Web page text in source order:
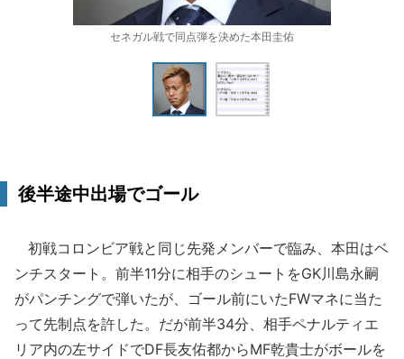
セネガル戦で同点弾を決めた本田圭佑
後半途中出場でゴール
初戦コロンビア戦と同じ先発メンバーで臨み、本田はベ
ンチスタート。前半11分に相手のシュートをGK川島永嗣
がパンチングで弾いたが、ゴール前にいたFWマネに当た
って先制点を許した。だが前半34分、相手ペナルティエ
リア内の左サイドでDF長友佑都からMF乾貴士がボールを